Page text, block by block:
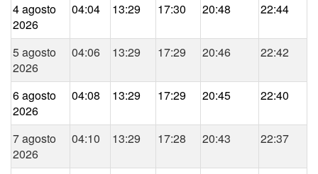
4 agosto
2026
04:04 13:29 17:30 20:48 22:44
5 agosto
2026
04:06 13:29 17:29 20:46 22:42
6 agosto
2026
04:08 13:29 17:29 20:45 22:40
7 agosto
2026
04:10 13:29 17:28 20:43 22:37